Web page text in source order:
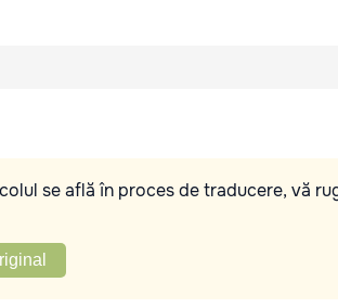
se află în proces de traducere, vă